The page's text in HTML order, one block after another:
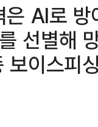
AI로
선별해
보이스피